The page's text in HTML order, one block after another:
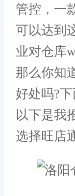
管控，一
可以达到
业对仓库
那么你知
好处吗?
以下是我
选择旺店